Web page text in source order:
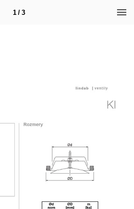
1 / 3